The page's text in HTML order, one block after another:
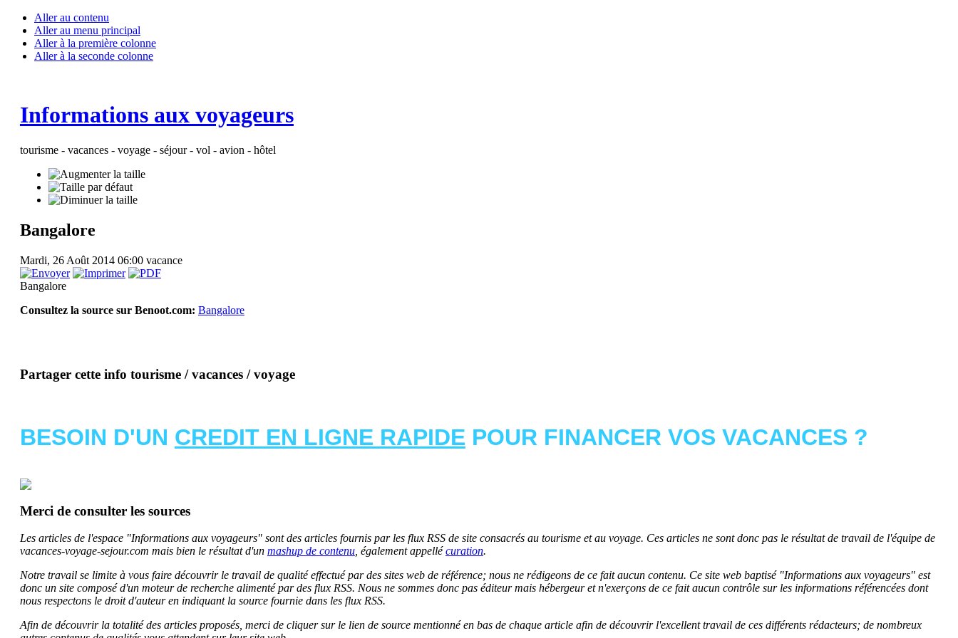
Aller au contenu
Aller au menu principal
Aller à la première colonne
Aller à la seconde colonne
Informations aux voyageurs
tourisme - vacances - voyage - séjour - vol - avion - hôtel
Bangalore
Mardi, 26 Août 2014 06:00 vacance
Bangalore
Consultez la source sur Benoot.com: Bangalore
Partager cette info tourisme / vacances / voyage
BESOIN D'UN CREDIT EN LIGNE RAPIDE POUR FINANCER VOS VACANCES ?
Merci de consulter les sources
Les articles de l'espace "Informations aux voyageurs" sont des articles fournis par les flux RSS de site consacrés au tourisme et au voyage. Ces articles ne sont donc pas le résultat de travail de l'équipe de
vacances-voyage-sejour.com mais bien le résultat d'un mashup de contenu, également appellécuration.
Notre travail se limite à vous faire découvrir le travail de qualité effectué par des sites web de référence; nous ne rédigeons de ce fait aucun contenu. Ce site web baptisé "Informations aux voyageurs" est
donc un site composé d'un moteur de recherche alimenté par des flux RSS. Nous ne sommes donc pas éditeur mais hébergeur et n'exerçons de ce fait aucun contrôle sur les informations référencées dont
nous respectons le droit d'auteur en indiquant la source fournie dans les flux RSS.
Afin de découvrir la totalité des articles proposés, merci de cliquer sur le lien de source mentionné en bas de chaque article afin de découvrir l'excellent travail de ces différents rédacteurs; de nombreux